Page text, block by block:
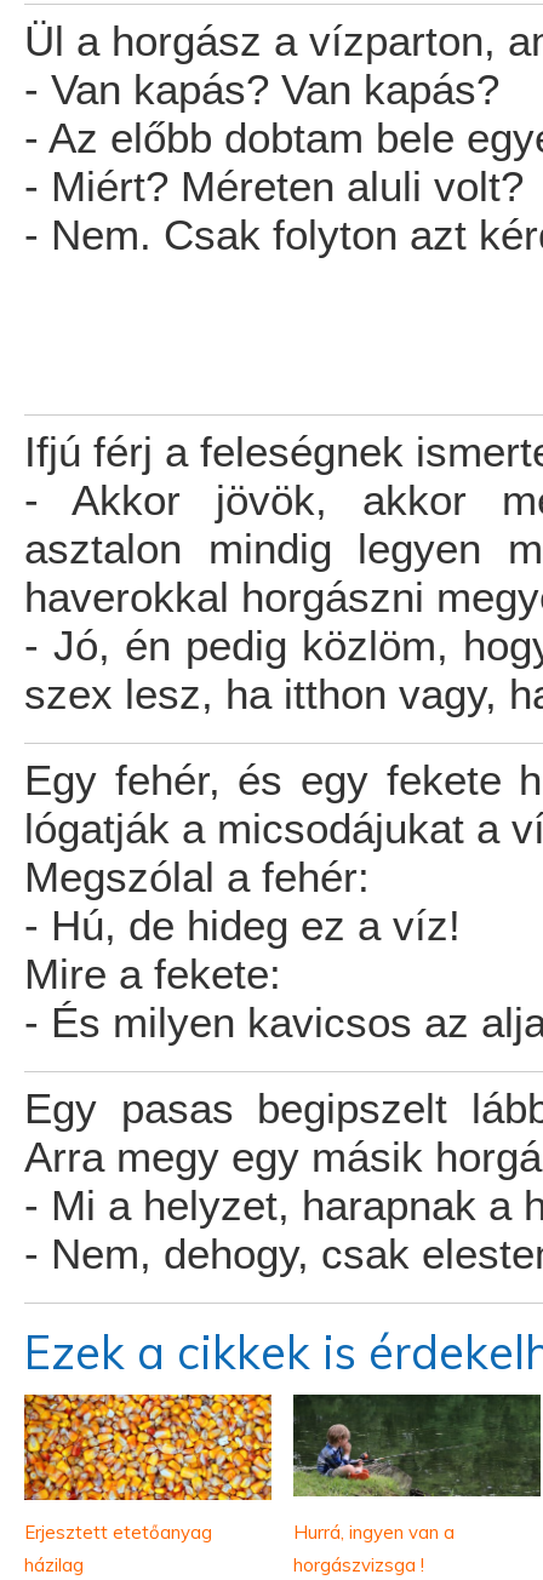
Ül a horgász a vízparton,
- Van kapás? Van kapás?
- Az előbb dobtam bele
- Miért? Méreten aluli volt?
- Nem. Csak folyton azt
Ifjú férj a feleségnek
- Akkor jövök, akkor
asztalon mindig legyen
haverokkal horgászni
- Jó, én pedig közlöm,
szex lesz, ha itthon vagy,
Egy fehér, és egy fekete
lógatják a micsodájukat a
Megszólal a fehér:
- Hú, de hideg ez a víz!
Mire a fekete:
- És milyen kavicsos az
Egy pasas begipszelt
Arra megy egy másik
- Mi a helyzet, harapnak a
- Nem, dehogy, csak
Ezek a cikkek is
Erjesztett etetőanyag
házilag
Hurrá, ingyen van a
horgászvizsga !